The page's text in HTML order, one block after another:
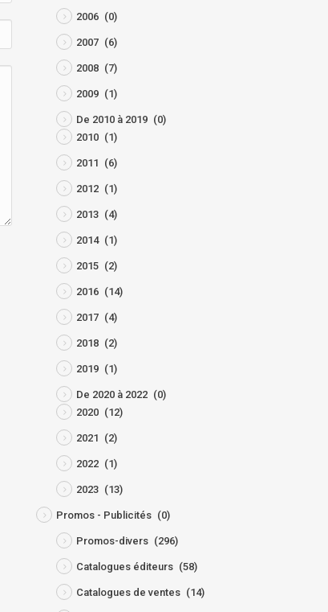
2006 (0)
2007 (6)
2008 (7)
2009 (1)
De 2010 à 2019 (0)
2010 (1)
2011 (6)
2012 (1)
2013 (4)
2014 (1)
2015 (2)
2016 (14)
2017 (4)
2018 (2)
2019 (1)
De 2020 à 2022 (0)
2020 (12)
2021 (2)
2022 (1)
2023 (13)
Promos - Publicités (0)
Promos-divers (296)
Catalogues éditeurs (58)
Catalogues de ventes (14)